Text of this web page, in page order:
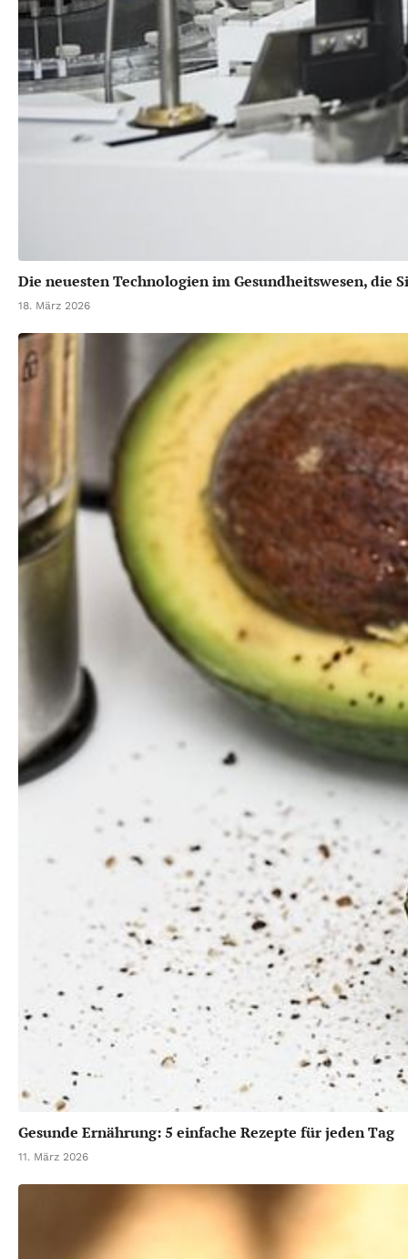
Die neuesten Technologien im Gesundheitswesen, die
18. März 2026
Gesunde Ernährung: 5 einfache Rezepte für jeden Tag
11. März 2026